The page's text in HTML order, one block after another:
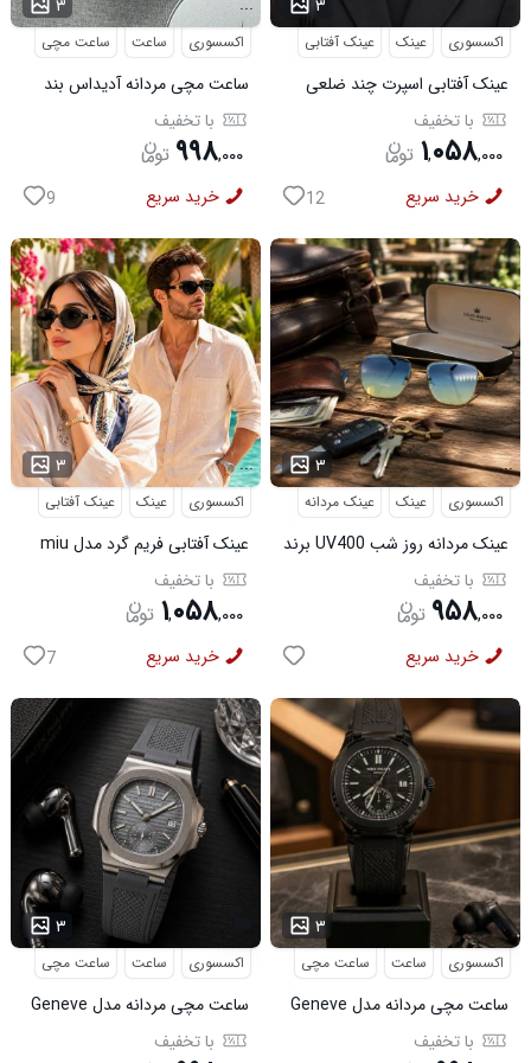
۳
اکسسوری ساعت ساعت مچی
ساعت مچی مردانه آدیداس بند
استیل فنری لوکس مشکی
با تخفیف
۹۹۸,۰۰۰
خرید سریع 9
۳
اکسسوری عینک عینک آفتابی
عینک آفتابی اسپرت چند ضلعی
مدل Dior با تخفیف
۱,۰۵۸,۰۰۰
خرید سریع 12
۳ ...
اکسسوری عینک عینک آفتابی
عینک آفتابی فریم گرد مدل miu
miu با تخفیف
۱,۰۵۸,۰۰۰
خرید سریع 7
۳ ...
اکسسوری عینک عینک مردانه
عینک مردانه روز شب UV400 برند
میباخ با تخفیف
۹۵۸,۰۰۰
خرید سریع
۳
اکسسوری ساعت ساعت مچی
ساعت مچی مردانه مدل Geneve
طوسی کد6564با تخفیف
۳
اکسسوری ساعت ساعت مچی
ساعت مچی مردانه مدل Geneve
کد 6562 با تخفیف